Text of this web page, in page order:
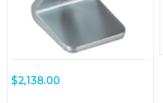
$2,138.00